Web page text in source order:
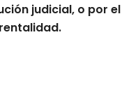
judicial, o por el